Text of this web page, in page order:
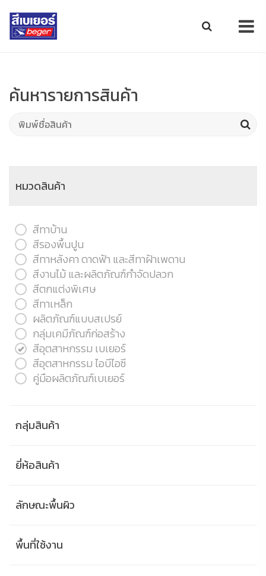
ค้นหารายการสินค้า
หมวดสินค้า
สีทาบ้าน
สีรองพื้นปูน
สีทาหลังคา ดาดฟ้า และสีทาฝ้าเพดาน
สีงานไม้ และผลิตภัณฑ์กำจัดปลวก
สีตกแต่งพิเศษ
สีทาเหล็ก
ผลิตภัณฑ์แบบสเปรย์
กลุ่มเคมีภัณฑ์ก่อสร้าง
สีอุตสาหกรรม เบเยอร์
สีอุตสาหกรรม ไอบีไอซี
คู่มือผลิตภัณฑ์เบเยอร์
กลุ่มสินค้า
ยี่ห้อสินค้า
ลักษณะพื้นผิว
พื้นที่ใช้งาน